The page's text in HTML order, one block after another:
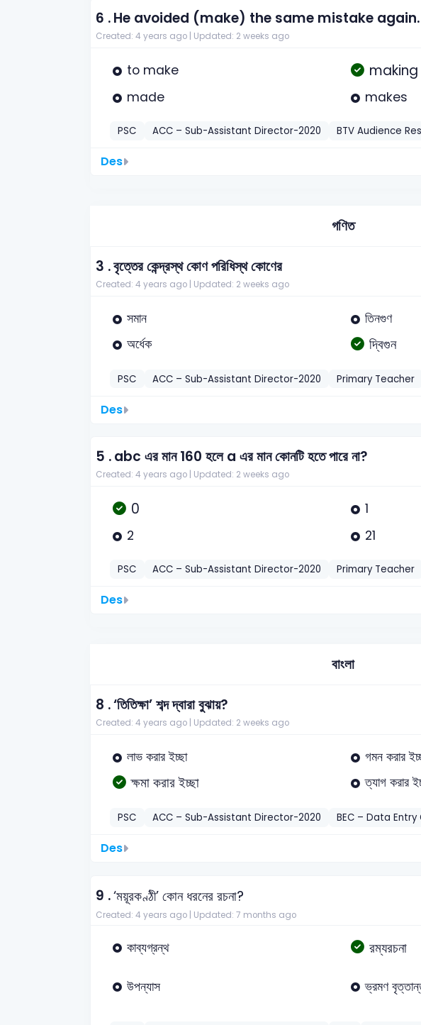
6 .He avoided (make) the same mistake again.
Created: 4 years ago | Updated: 2 weeks ago
to make making
made makes
PSC ACC – Sub-Assistant Director-2020 BTV Audience
Des
গণিত
3 .বৃত্তের কেন্দ্রস্থ কোণ পরিধিস্থ কোণের
Created: 4 years ago | Updated: 2 weeks ago
সমান
তিনগুণ
অর্ধেক
দ্বিগুন
PSC ACC – Sub-Assistant Director-2020 Primary Teacher
Des
5 .abc এর মান 160 হলে a এর মান কোনটি হতে পারে না?
Created: 4 years ago | Updated: 2 weeks ago
0
1
2
21
PSC ACC – Sub-Assistant Director-2020 Primary Teacher
Des
বাংলা
8 .‘তিতিক্ষা’ শব্দ দ্বারা বুঝায়?
Created: 4 years ago | Updated: 2 weeks ago
লাভ করার ইচ্ছা গমন করার
ক্ষমা করার ইচ্ছা ত্যাগ করার
PSC ACC – Sub-Assistant Director-2020 BEC – Data
Des
9 .‘ময়ূরকণ্ঠী’ কোন ধরনের রচনা?
Created: 4 years ago | Updated: 7 months ago
কাব্যগ্রন্থ রম্যরচনা
উপন্যাস ভ্রমণ